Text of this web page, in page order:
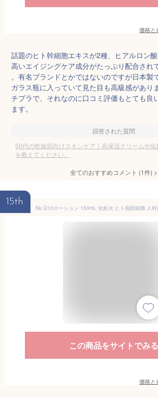
価格と
話題のヒト幹細胞エキスが2種、ヒアルロン
高いエイジングケア成分がたっぷり配合され
。有名ブランドとかではないのですが日本製
ガラス瓶に入っていて見た目も高級感があり
チプラで、それなのに口コミ評価もとても良
ます。
回答された質問
50代の乾燥肌向けスキンケア｜高保湿クリームや
を教えてください。
全てのおすすめコメント (1件) >
15th
この商品をサイトでみる
価格と